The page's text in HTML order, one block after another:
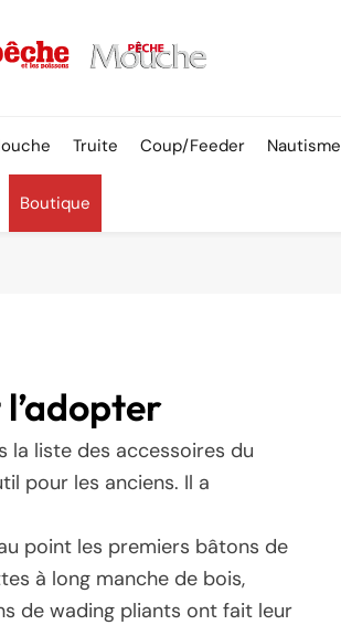
Truite Coup/Feeder Nautisme
Boutique
l’adopter
la liste des accessoires du
pour les anciens. Il a
point les premiers bâtons de
à long manche de bois,
de wading pliants ont fait leur